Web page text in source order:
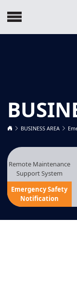
BUSINESS AREA
Remote Maintenance
Support System
Emergency Safety
Notification